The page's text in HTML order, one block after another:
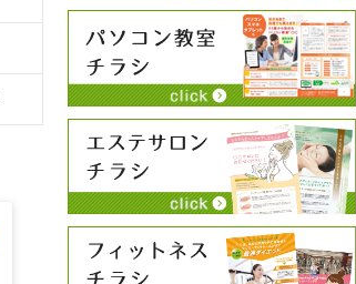
永井史夫
2024-01-28